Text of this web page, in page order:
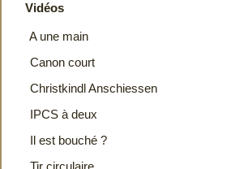
Vidéos
A une main
Canon court
Christkindl Anschiessen
IPCS à deux
Il est bouché ?
Tir circulaire